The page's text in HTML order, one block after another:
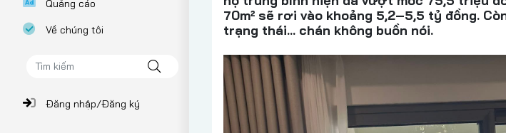
Quảng cáo
Về chúng tôi
Đăng nhập/Đăng ký
70m² sẽ rơi vào khoảng 5,2–5,5 tỷ đồng.
trạng thái… chán không buồn nói.